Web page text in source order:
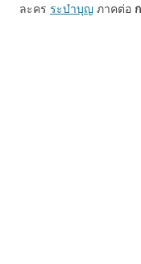
ละคร ระบำบุญ ภาคต่อ